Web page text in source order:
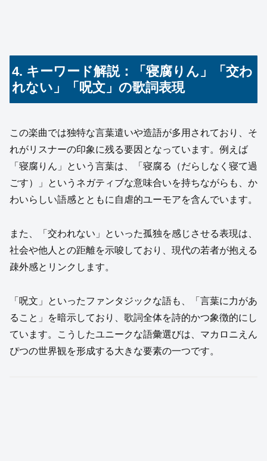
4. キーワード解説：「寝腐りん」「交わ
れない」「呪文」の歌詞表現
この楽曲では独特な言葉遣いや造語が多用されており、そ
れがリスナーの印象に残る要因となっています。例えば
「寝腐りん」という言葉は、「寝腐る（だらしなく寝て過
ごす）」というネガティブな意味合いを持ちながらも、か
わいらしい語感とともに自虐的ユーモアを含んでいます。
また、「交われない」といった孤独を感じさせる表現は、
社会や他人との距離を示唆しており、現代の若者が抱える
疎外感とリンクします。
「呪文」といったファンタジックな語も、「言葉に力があ
ること」を暗示しており、歌詞全体を詩的かつ象徴的にし
ています。こうしたユニークな語彙選びは、マカロニえん
ぴつの世界観を形成する大きな要素の一つです。